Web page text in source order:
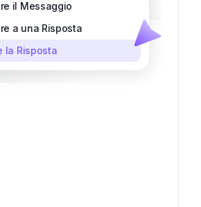
il Messaggio
a una Risposta
la Risposta